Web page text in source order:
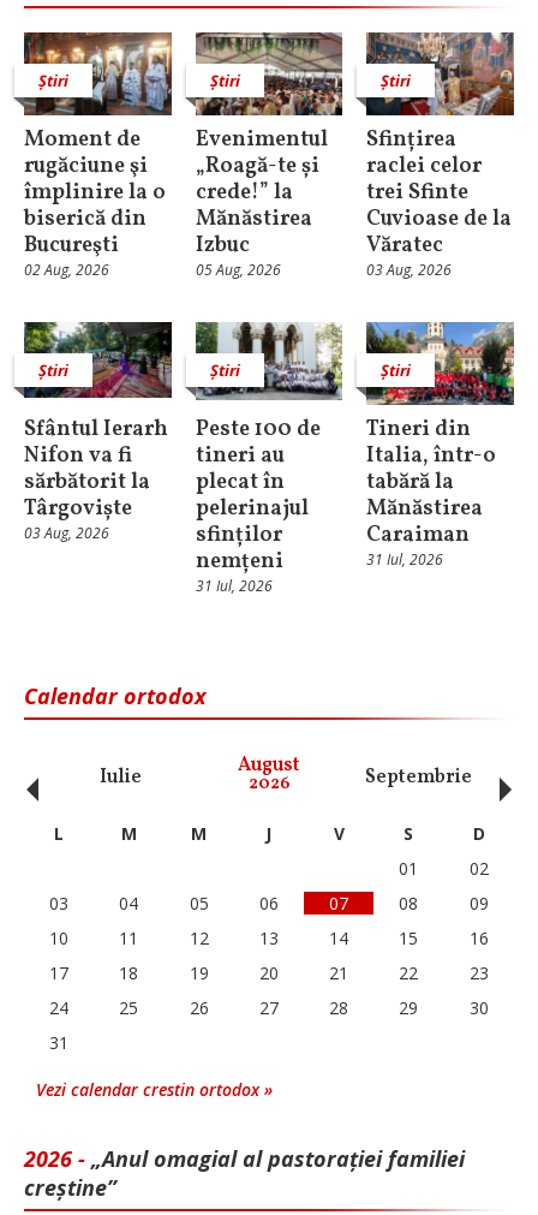
Știri
Moment de
rugăciune şi
împlinire la o
biserică din
Bucureşti
02 Aug, 2026
Știri
Evenimentul
„Roagă-te și
crede!” la
Mănăstirea
Izbuc
05 Aug, 2026
Știri
Sfințirea
raclei celor
trei Sfinte
Cuvioase de la
Văratec
03 Aug, 2026
Știri
Sfântul Ierarh
Nifon va fi
sărbătorit la
Târgoviște
03 Aug, 2026
Știri
Peste 100 de
tineri au
plecat în
pelerinajul
sfinților
nemțeni
31 Iul, 2026
Știri
Tineri din
Italia, într-o
tabără la
Mănăstirea
Caraiman
31 Iul, 2026
Calendar ortodox
Iulie August
2026 Septembrie
‹ L M M J V S
D
01
02
03
04 05 06 07 08
09
10
11 12 13 14 15
16
17
18 19 20 21 22
23
24
25 26 27 28 29
30
31
Vezi calendar crestin ortodox »
2026 - „Anul omagial al pastorației familiei
creștine”